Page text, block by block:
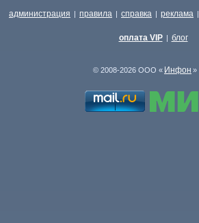
администрация | правила | справка | реклама |
оплата VIP | блог
© 2008-2026 ООО « Инфон »